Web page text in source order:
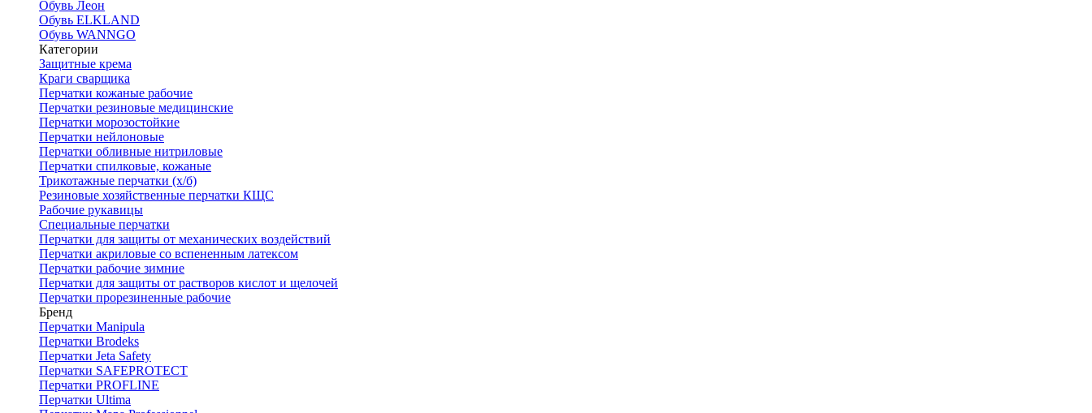
Обувь Леон
Обувь ELKLAND
Обувь WANNGO
Категории
Защитные крема
Краги сварщика
Перчатки кожаные рабочие
Перчатки резиновые медицинские
Перчатки морозостойкие
Перчатки нейлоновые
Перчатки обливные нитриловые
Перчатки спилковые, кожаные
Трикотажные перчатки (х/б)
Резиновые хозяйственные перчатки КЩС
Рабочие рукавицы
Специальные перчатки
Перчатки для защиты от механических воздействий
Перчатки акриловые со вспененным латексом
Перчатки рабочие зимние
Перчатки для защиты от растворов кислот и щелочей
Перчатки прорезиненные рабочие
Бренд
Перчатки Manipula
Перчатки Brodeks
Перчатки Jeta Safety
Перчатки SAFEPROTECT
Перчатки PROFLINE
Перчатки Ultima